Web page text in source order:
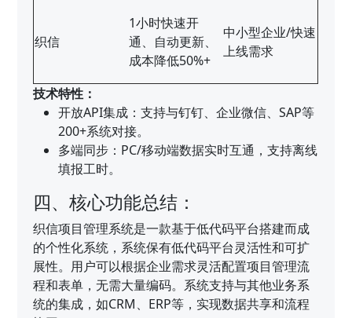
织信
1小时快速开
通、自动更新、
成本降低50%+
中小型企业/快速
上线需求
技术特性：
开放API集成：支持与钉钉、企业微信、SAP等
200+系统对接。
多端同步：PC/移动端数据实时互通，支持离线
填报工时。
四、核心功能总结：
织信项目管理系统是一款基于低代码平台搭建而成
的个性化系统，系统保有低代码平台灵活性和可扩
展性。用户可以根据企业需求灵活配置项目管理流
程和表单，无需大量编码。系统支持与其他业务系
统的集成，如CRM、ERP等，实现数据共享和流程